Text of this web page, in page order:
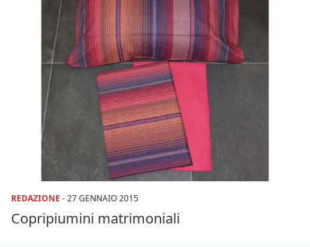
REDAZIONE -27 GENNAIO 2015
Copripiumini matrimoniali